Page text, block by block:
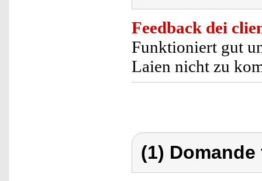
Feedback dei
Funktioniert gut
Laien nicht zu
(1)